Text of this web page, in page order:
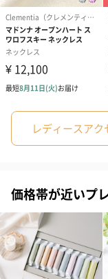
レディースア
価格帯が近いプ